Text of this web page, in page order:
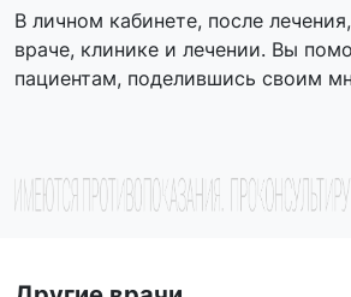
В личном кабинете, после
враче, клинике и лечении. Вы
пациентам, поделившись своим